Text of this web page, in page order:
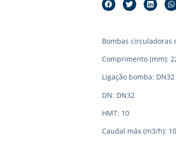
Bombas circuladoras
Comprimento (mm):
Ligação bomba: DN32
DN: DN32
HMT: 10
Caudal máx (m3/h):